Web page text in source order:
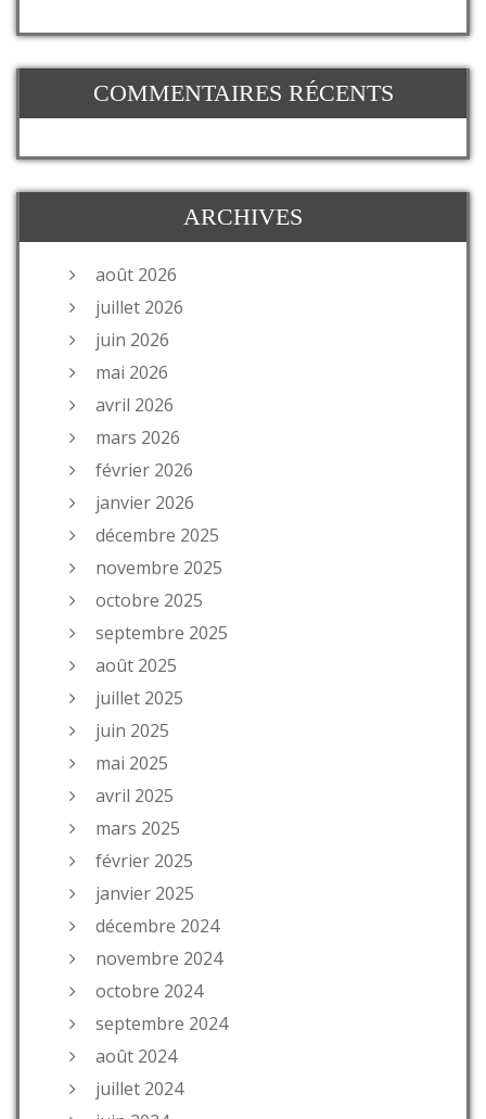
COMMENTAIRES RÉCENTS
ARCHIVES
août 2026
juillet 2026
juin 2026
mai 2026
avril 2026
mars 2026
février 2026
janvier 2026
décembre 2025
novembre 2025
octobre 2025
septembre 2025
août 2025
juillet 2025
juin 2025
mai 2025
avril 2025
mars 2025
février 2025
janvier 2025
décembre 2024
novembre 2024
octobre 2024
septembre 2024
août 2024
juillet 2024